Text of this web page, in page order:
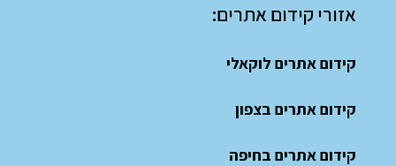
אזורי קידום אתרים:
קידום אתרים לוקאלי
קידום אתרים בצפון
קידום אתרים בחיפה